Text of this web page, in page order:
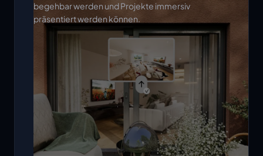
begehbar werden und Projekte immersiv
präsentiert werden können.